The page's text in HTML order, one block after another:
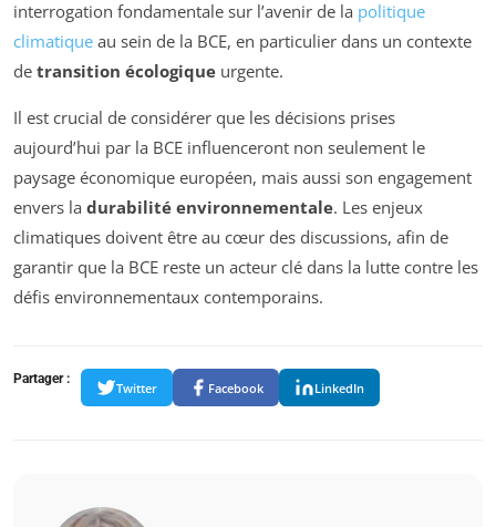
interrogation fondamentale sur l’avenir de la politique
climatique au sein de la BCE, en particulier dans un contexte
de transition écologique urgente.
Il est crucial de considérer que les décisions prises
aujourd’hui par la BCE influenceront non seulement le
paysage économique européen, mais aussi son engagement
envers la durabilité environnementale. Les enjeux
climatiques doivent être au cœur des discussions, afin de
garantir que la BCE reste un acteur clé dans la lutte contre les
défis environnementaux contemporains.
Partager :
Twitter Facebook LinkedIn